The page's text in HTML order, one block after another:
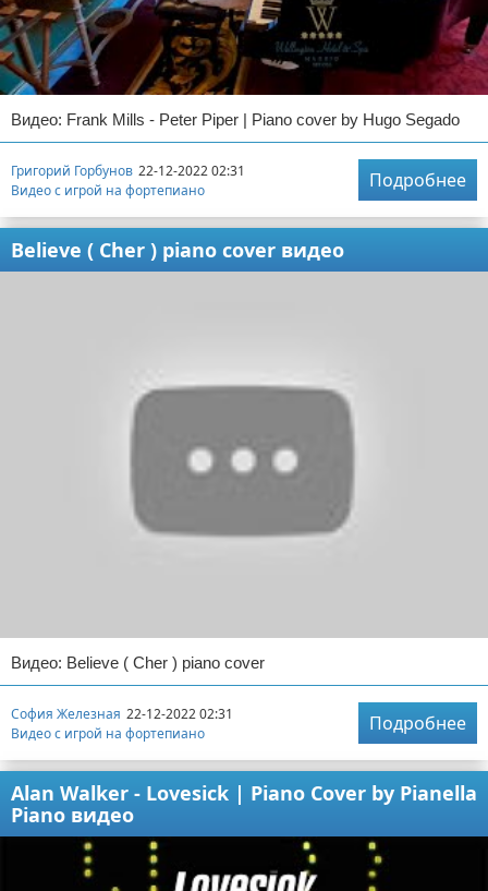
Видео: Frank Mills - Peter Piper | Piano cover by Hugo Segado
Григорий Горбунов 22-12-2022 02:31
Видео с игрой на фортепиано
Подробнее
Believe ( Cher ) piano cover видео
Видео: Believe ( Cher ) piano cover
София Железная 22-12-2022 02:31
Видео с игрой на фортепиано
Подробнее
Alan Walker - Lovesick | Piano Cover by Pianella
Piano видео